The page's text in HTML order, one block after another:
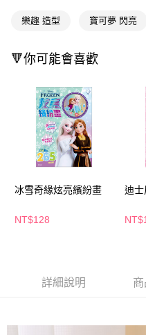
ATM／網路銀行／等多元方式進行
後付繳納相關費用。
※ 交易是否成功請以「AFTEE先
客戶支援中心」https://
【注意事項】
１．透過由恩沛科技股份有限公
易，需依本服務之必要範圍內提
權轉讓予恩沛科技股份有限公司。
２．關於個人資料處理事宜，請瀏
３．未成年的使用者請事先徵得法
「AFTEE先享後付」，若未經同
任。
恩沛科技股份有限公司將有權停止
萊爾富取貨付款
付款後萊爾富取貨
每筆NT$65，滿NT$490(含以
7-11取貨付款
每筆NT$65，滿NT$490(含以
付款後7-11取貨
每筆NT$100，滿NT$790(含以
樂趣 造型 寶可夢 閃亮
🔻你可能會喜歡
冰雪奇緣炫亮繽紛畫
NT$128
迪士
詳細說明